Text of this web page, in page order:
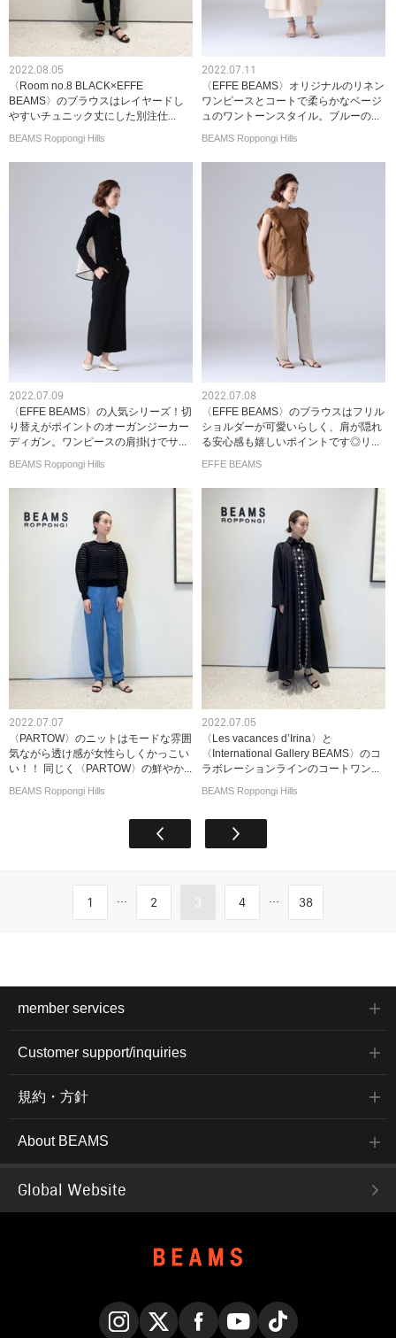
2022.08.05
〈Room no.8 BLACK×EFFE
BEAMS〉のブラウスはレイヤードし
やすいチュニック丈にした別注仕...
BEAMS Roppongi Hills
2022.07.11
〈EFFE BEAMS〉オリジナルのリネン
ワンピースとコートで柔らかなベージ
ュのワントーンスタイル。ブルーの...
BEAMS Roppongi Hills
2022.07.09
〈EFFE BEAMS〉の人気シリーズ！切
り替えがポイントのオーガンジーカー
ディガン。ワンピースの肩掛けでサ...
BEAMS Roppongi Hills
2022.07.08
〈EFFE BEAMS〉のブラウスはフリル
ショルダーが可愛いらしく、肩が隠れ
る安心感も嬉しいポイントです◎リ...
EFFE BEAMS
2022.07.07
〈PARTOW〉のニットはモードな雰囲
気ながら透け感が女性らしくかっこい
い！！ 同じく〈PARTOW〉の鮮やか...
BEAMS Roppongi Hills
2022.07.05
〈Les vacances d’Irina〉と
〈International Gallery BEAMS〉のコ
ラボレーションラインのコートワン...
BEAMS Roppongi Hills
1 ... 2 3 4 ... 38
member services
Customer support/inquiries
規約・方針
About BEAMS
Global Website